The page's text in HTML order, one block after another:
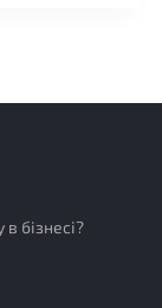
бізнесі?